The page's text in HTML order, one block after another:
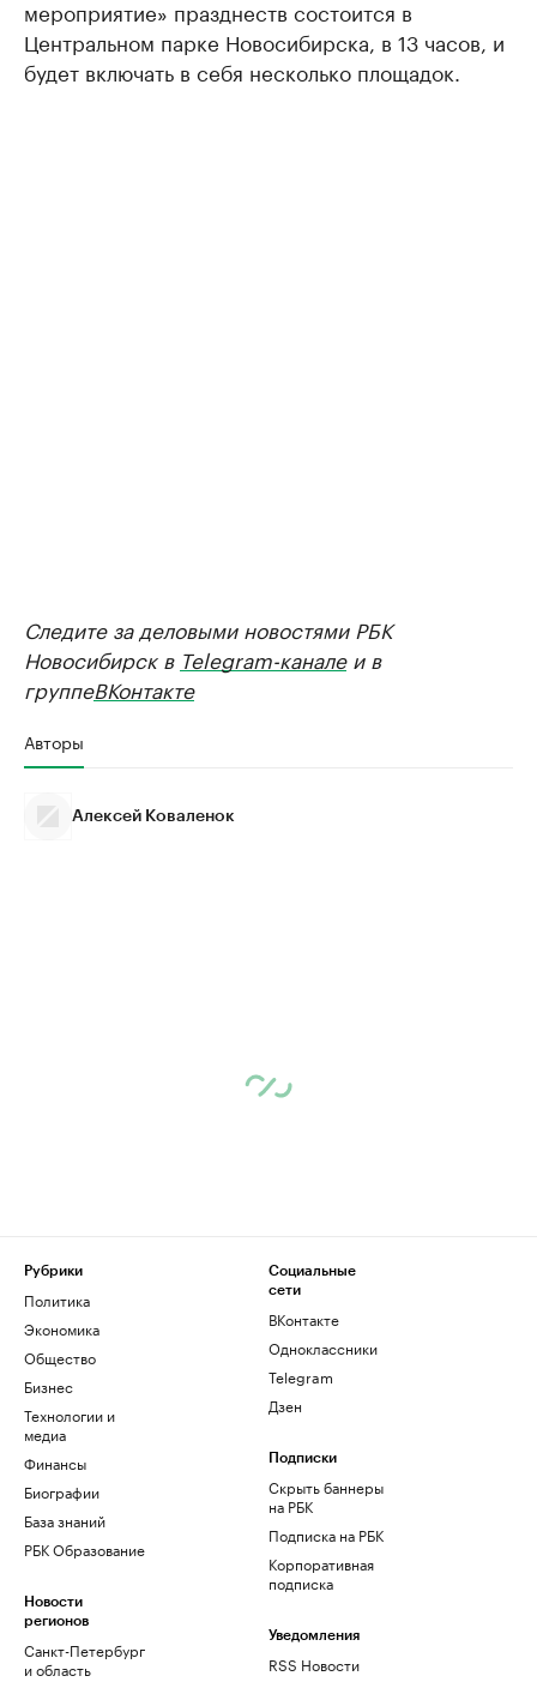
мероприятие» празднеств состоится в
Центральном парке Новосибирска, в 13 часов, и
будет включать в себя несколько площадок.
Следите за деловыми новостями РБК
Новосибирск в Telegram-каналеи в
группеВКонтакте
Авторы
Алексей Коваленок
Рубрики
Политика
Экономика
Общество
Бизнес
Технологии и
медиа
Финансы
Биографии
База знаний
РБК Образование
Новости
регионов
Санкт-Петербург
и область
Социальные
сети
ВКонтакте
Одноклассники
Telegram
Дзен
Подписки
Скрыть баннеры
на РБК
Подписка на РБК
Корпоративная
подписка
Уведомления
RSS Новости